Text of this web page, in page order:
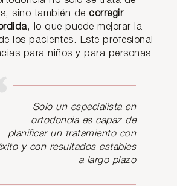
sino también de corregir
, lo que puede mejorar la
los pacientes. Este profesional
para niños y para personas
Solo un especialista en
ortodoncia es capaz de
planificar un tratamiento con
y con resultados estables
a largo plazo